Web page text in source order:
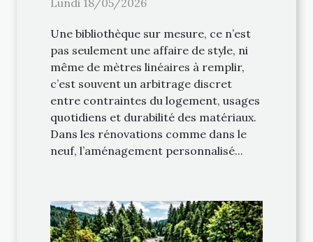
Lundi 18/05/2026
Une bibliothèque sur mesure, ce n’est
pas seulement une affaire de style, ni
même de mètres linéaires à remplir,
c’est souvent un arbitrage discret
entre contraintes du logement, usages
quotidiens et durabilité des matériaux.
Dans les rénovations comme dans le
neuf, l’aménagement personnalisé...